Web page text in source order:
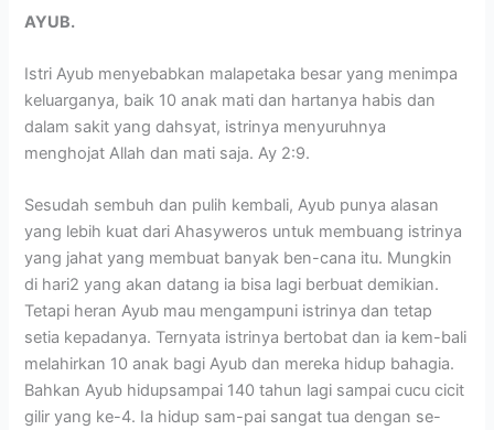
AYUB.
Istri Ayub menyebabkan malapetaka besar yang menimpa
keluarganya, baik 10 anak mati dan hartanya habis dan
dalam sakit yang dahsyat, istrinya menyuruhnya
menghojat Allah dan mati saja. Ay 2:9.
Sesudah sembuh dan pulih kembali, Ayub punya alasan
yang lebih kuat dari Ahasyweros untuk membuang istrinya
yang jahat yang membuat banyak ben-cana itu. Mungkin
di hari2 yang akan datang ia bisa lagi berbuat demikian.
Tetapi heran Ayub mau mengampuni istrinya dan tetap
setia kepadanya. Ternyata istrinya bertobat dan ia kem-bali
melahirkan 10 anak bagi Ayub dan mereka hidup bahagia.
Bahkan Ayub hidupsampai 140 tahun lagi sampai cucu cicit
gilir yang ke-4. Ia hidup sam-pai sangat tua dengan se-